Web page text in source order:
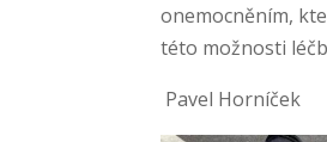
onemocněním,
této možnosti
Pavel Horníček